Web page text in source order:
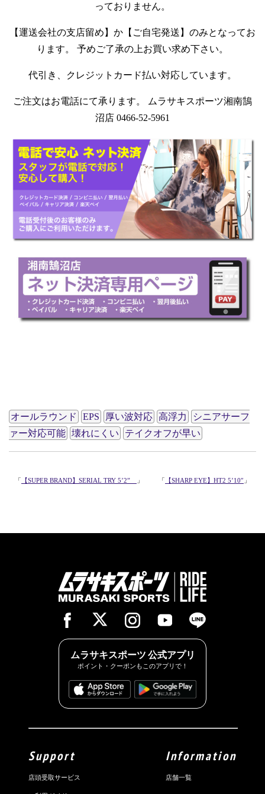
っておりません。
【運送会社の支店留め】か【ご自宅発送】のみとなってお
ります。 予めご了承の上お買い求め下さい。
代引き、クレジットカード払い対応しています。
ご注文はお電話にて承ります。 ムラサキスポーツ湘南鵠
沼店 0466-52-5961
オールラウンド EPS 厚い波対応 高浮力
シニアサーフ
ァー対応可能 壊れにくい テイクオフが早い
「 【SUPER BRAND】SERIAL TRY 5’2” 」 「 【SHARP EYE】HT2 5’10″ 」
ムラサキスポーツ 公式アプリ
ポイント・クーポンもこのアプリで！
Support
店頭受取サービス
Information
店舗一覧